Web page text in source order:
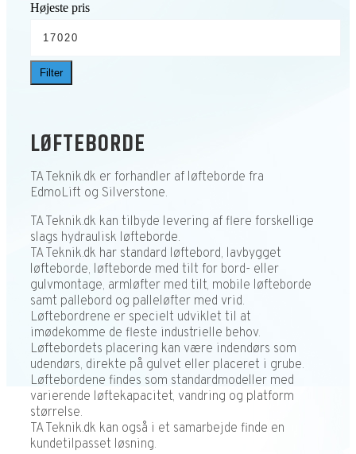
Højeste pris
Filter
LØFTEBORDE
TA Teknik.dk er forhandler af løfteborde fra
EdmoLift og Silverstone.
TA Teknik.dk kan tilbyde levering af flere forskellige
slags hydraulisk løfteborde.
TA Teknik.dk har standard løftebord, lavbygget
løfteborde, løfteborde med tilt for bord- eller
gulvmontage, armløfter med tilt, mobile løfteborde
samt pallebord og palleløfter med vrid.
Løftebordrene er specielt udviklet til at
imødekomme de fleste industrielle behov.
Løftebordets placering kan være indendørs som
udendørs, direkte på gulvet eller placeret i grube.
Løftebordene findes som standardmodeller med
varierende løftekapacitet, vandring og platform
størrelse.
TA Teknik.dk kan også i et samarbejde finde en
kundetilpasset løsning.